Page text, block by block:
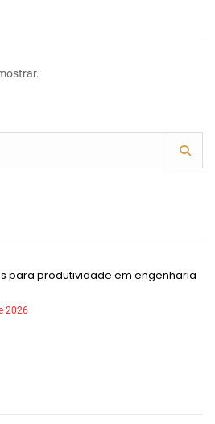
para produtividade em engenharia
2026